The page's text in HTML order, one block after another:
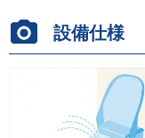
設備仕様